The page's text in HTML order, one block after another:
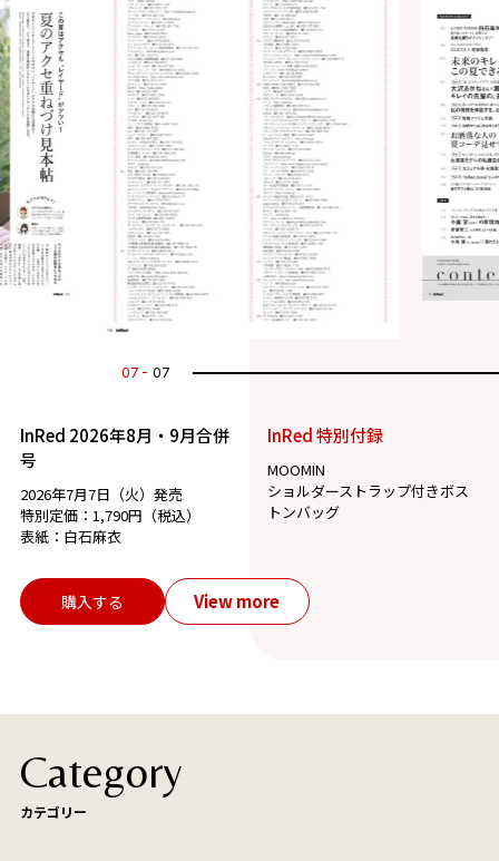
07 07
InRed 2026年8月・9月合併
号
2026年7月7日（火）発売
特別定価：1,790円（税込）
表紙：白石麻衣
InRed 特別付録
MOOMIN
ショルダーストラップ付きボス
トンバッグ
購入する View more
Category
カテゴリー